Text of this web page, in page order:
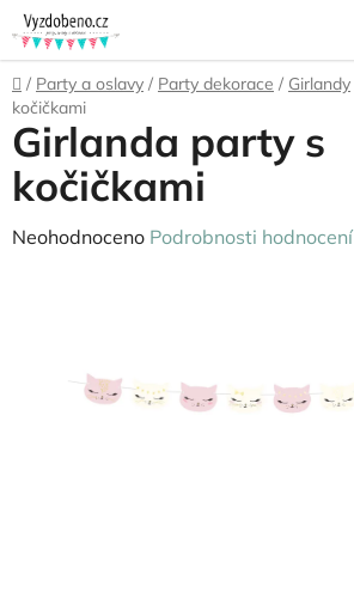
Přejít
na
obsah
Domů
/ Party a oslavy / Party dekorace / Girlandy
kočičkami
Girlanda party s
kočičkami
Průměrné
Neohodnoceno Podrobnosti hodnocení